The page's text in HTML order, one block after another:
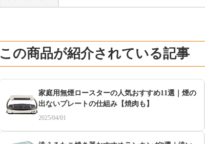
この商品が紹介されている記事
家庭用無煙ロースターの人気おすすめ11選｜煙の
出ないプレートの仕組み【焼肉も】
2025/04/01